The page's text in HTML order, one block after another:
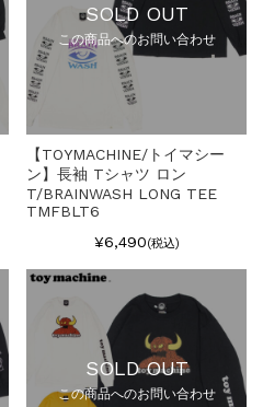
SOLD OUT
この商品へのお問い合わせ
【TOYMACHINE/トイマシー
ン】長袖 Tシャツ ロン
T/BRAINWASH LONG TEE
TMFBLT6
¥6,490(税込)
SOLD OUT
この商品へのお問い合わせ